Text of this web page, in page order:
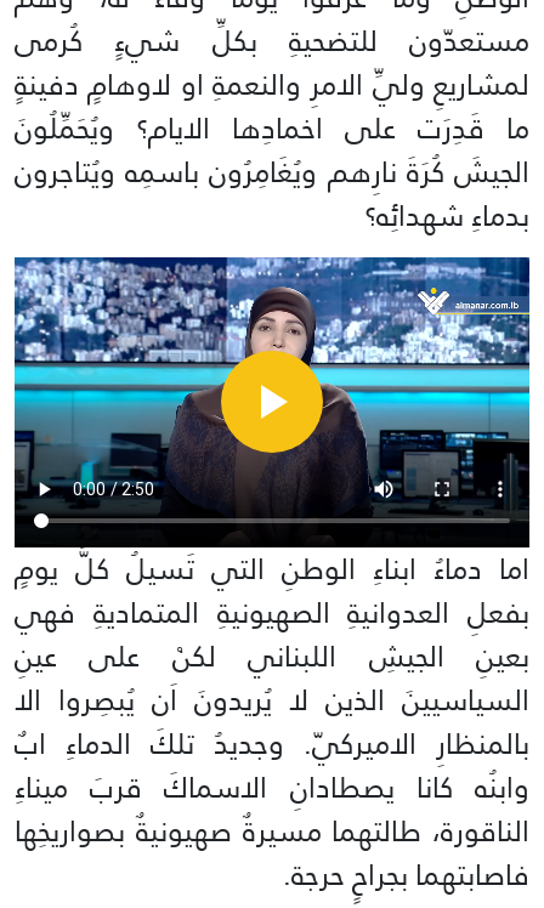
مستعدّون للتضحيةِ بكلِّ شيءٍ كُرمى
لمشاريعِ وليِّ الامرِ والنعمةِ او لاوهامٍ دفينةٍ
ما قَدِرَت على اخمادِها الايام؟ ويُحَمِّلُونَ
الجيشَ كُرَةَ نارِهم ويُغَامِرُون باسمِه ويُتاجرون
بدماءِ شهدائِه؟
اما دماءُ ابناءِ الوطنِ التي تَسيلُ كلَّ يومٍ
بفعلِ العدوانيةِ الصهيونيةِ المتماديةِ فهي
بعينِ الجيشِ اللبناني لكنْ على عينِ
السياسيينَ الذين لا يُريدونَ اَن يُبصِروا الا
بالمنظارِ الاميركيّ. وجديدُ تلكَ الدماءِ ابٌ
وابنُه كانا يصطادانِ الاسماكَ قربَ ميناءِ
الناقورة، طالتهما مسيرةٌ صهيونيةٌ بصواريخِها
فاصابتهما بجراحٍ حرجة.